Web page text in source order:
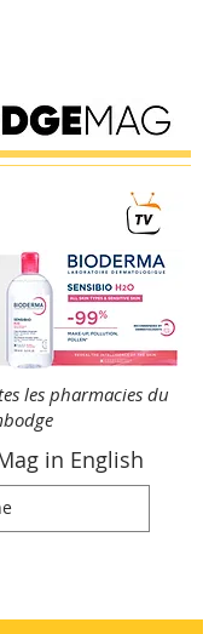
les pharmacies du
in English